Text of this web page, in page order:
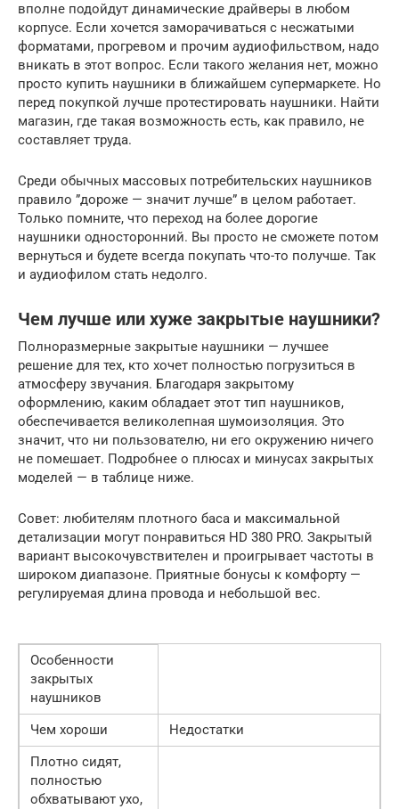
вполне подойдут динамические драйверы в любом
корпусе. Если хочется заморачиваться с несжатыми
форматами, прогревом и прочим аудиофильством, надо
вникать в этот вопрос. Если такого желания нет, можно
просто купить наушники в ближайшем супермаркете. Но
перед покупкой лучше протестировать наушники. Найти
магазин, где такая возможность есть, как правило, не
составляет труда.
Среди обычных массовых потребительских наушников
правило ”дороже — значит лучше” в целом работает.
Только помните, что переход на более дорогие
наушники односторонний. Вы просто не сможете потом
вернуться и будете всегда покупать что-то получше. Так
и аудиофилом стать недолго.
Чем лучше или хуже закрытые наушники?
Полноразмерные закрытые наушники — лучшее
решение для тех, кто хочет полностью погрузиться в
атмосферу звучания. Благодаря закрытому
оформлению, каким обладает этот тип наушников,
обеспечивается великолепная шумоизоляция. Это
значит, что ни пользователю, ни его окружению ничего
не помешает. Подробнее о плюсах и минусах закрытых
моделей — в таблице ниже.
Совет: любителям плотного баса и максимальной
детализации могут понравиться HD 380 PRO. Закрытый
вариант высокочувствителен и проигрывает частоты в
широком диапазоне. Приятные бонусы к комфорту —
регулируемая длина провода и небольшой вес.
Особенности
закрытых
наушников
Чем хороши
Недостатки
Плотно сидят,
полностью
обхватывают ухо,